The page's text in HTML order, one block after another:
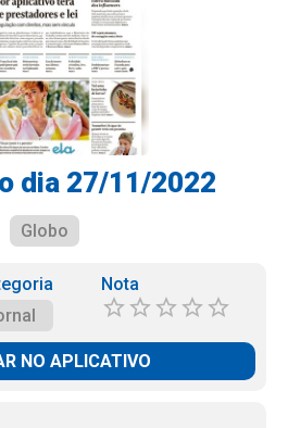
dia 27/11/2022
Globo
Nota
NO APLICATIVO